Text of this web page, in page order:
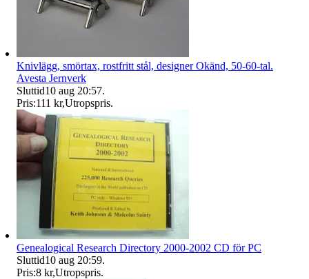
Knivlägg, smörtax, rostfritt stål, designer Okänd, 50-60-tal.
Avesta Jernverk
Sluttid10 aug 20:57.
Pris:111 kr,Utropspris.
Genealogical Research Directory 2000-2002 CD för PC
Sluttid10 aug 20:59.
Pris:8 kr,Utropspris.